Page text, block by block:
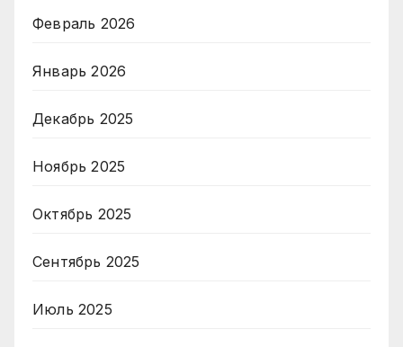
Февраль 2026
Январь 2026
Декабрь 2025
Ноябрь 2025
Октябрь 2025
Сентябрь 2025
Июль 2025